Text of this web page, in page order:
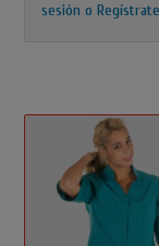
sesión o Regístrate